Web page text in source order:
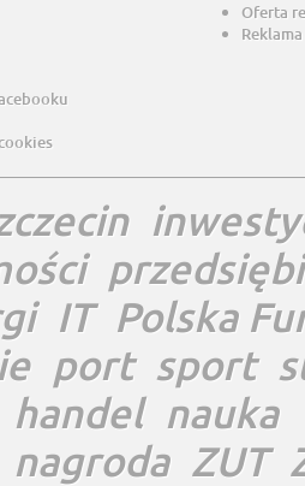
Oferta
IT Polska
port sport
handel nauka
nagroda ZUT